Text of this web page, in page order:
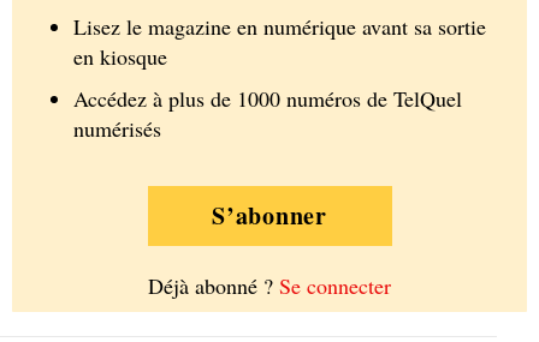
Lisez le magazine en numérique avant sa sortie
en kiosque
Accédez à plus de 1000 numéros de TelQuel
numérisés
S’abonner
Déjà abonné ? Se connecter